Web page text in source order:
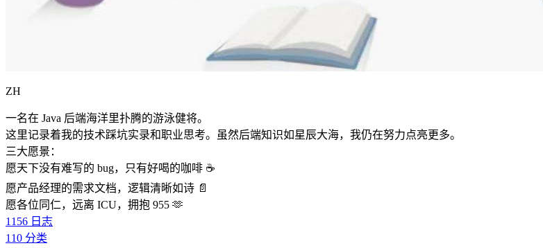
ZH
一名在 Java 后端海洋里扑腾的游泳健将。
这里记录着我的技术踩坑实录和职业思考。虽然后端知识如星辰大海，我仍在努力点亮更多。
三大愿景：
愿天下没有难写的 bug，只有好喝的咖啡 ☕️
愿产品经理的需求文档，逻辑清晰如诗 📄
愿各位同仁，远离 ICU，拥抱 955 🫶
1156 日志
110 分类